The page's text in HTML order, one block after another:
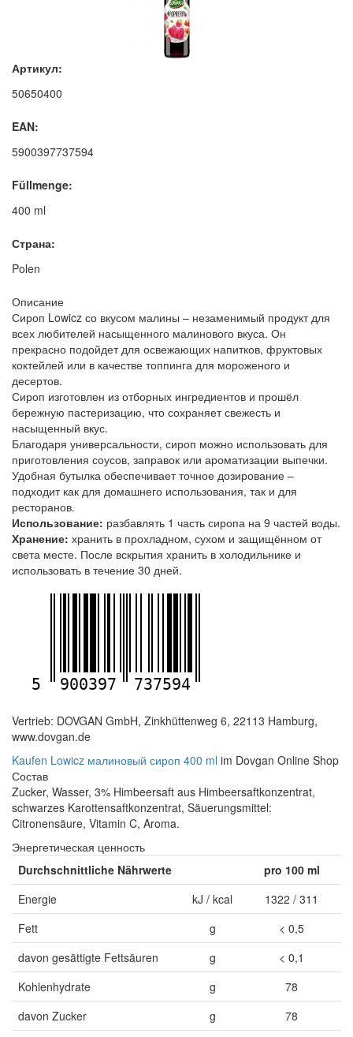
Артикул:
50650400
EAN:
5900397737594
Füllmenge:
400 ml
Страна:
Polen
Описание
Сироп Lowicz со вкусом малины – незаменимый продукт для
всех любителей насыщенного малинового вкуса. Он
прекрасно подойдет для освежающих напитков, фруктовых
коктейлей или в качестве топпинга для мороженого и
десертов.
Сироп изготовлен из отборных ингредиентов и прошёл
бережную пастеризацию, что сохраняет свежесть и
насыщенный вкус.
Благодаря универсальности, сироп можно использовать для
приготовления соусов, заправок или ароматизации выпечки.
Удобная бутылка обеспечивает точное дозирование –
подходит как для домашнего использования, так и для
ресторанов.
Использование: разбавлять 1 часть сиропа на 9 частей воды.
Хранение: хранить в прохладном, сухом и защищённом от
света месте. После вскрытия хранить в холодильнике и
использовать в течение 30 дней.
5 900397 737594
Vertrieb: DOVGAN GmbH, Zinkhüttenweg 6, 22113 Hamburg,
www.dovgan.de
Kaufen Lowicz малиновый сироп 400 ml im Dovgan Online Shop
Состав
Zucker, Wasser, 3% Himbeersaft aus Himbeersaftkonzentrat,
schwarzes Karottensaftkonzentrat, Säuerungsmittel:
Citronensäure, Vitamin C, Aroma.
Энергетическая ценность
Durchschnittliche Nährwerte
pro 100 ml
Energie
kJ / kcal
1322 / 311
Fett
g
< 0,5
davon gesättigte Fettsäuren
g
< 0,1
Kohlenhydrate
g
78
davon Zucker
g 78